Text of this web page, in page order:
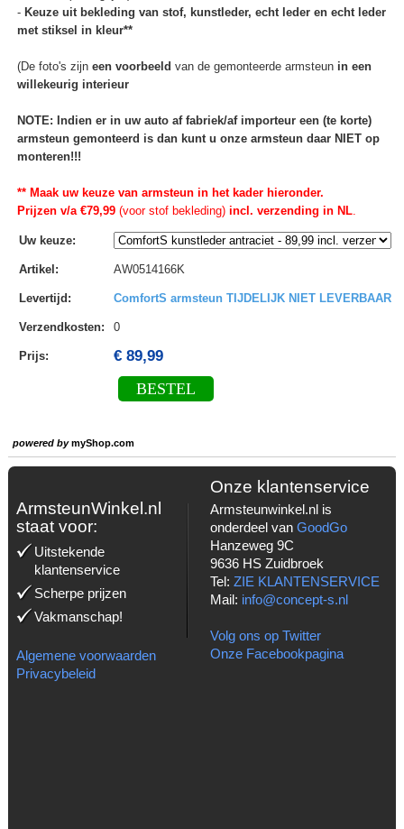
- Keuze uit bekleding van stof, kunstleder, echt leder en echt leder
met stiksel in kleur**
(De foto's zijn een voorbeeld van de gemonteerde armsteun in een
willekeurig interieur
NOTE: Indien er in uw auto af fabriek/af importeur een (te korte)
armsteun gemonteerd is dan kunt u onze armsteun daar NIET op
monteren!!!
** Maak uw keuze van armsteun in het kader hieronder.
Prijzen v/a €79,99(voor stof bekleding)incl. verzending in NL.
Uw keuze:
Artikel : AW0514166K
Levertijd : ComfortS armsteun TIJDELIJK NIET LEVERBAAR
Verzendkosten: 0
Prijs: € 89,99
BESTEL
powered bymyShop.com
ArmsteunWinkel.nl
staat voor:
Uitstekende
klantenservice
Scherpe prijzen
Vakmanschap!
Algemene voorwaarden
Privacybeleid
Onze klantenservice
Armsteunwinkel.nl is
onderdeel van GoodGo
Hanzeweg 9C
9636 HS Zuidbroek
Tel: ZIE KLANTENSERVICE
Mail: info@concept-s.nl
Volg ons op Twitter
Onze Facebookpagina